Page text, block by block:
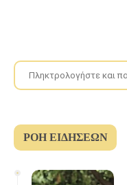
ΡΟΉ ΕΙΔΉΣΕΩΝ